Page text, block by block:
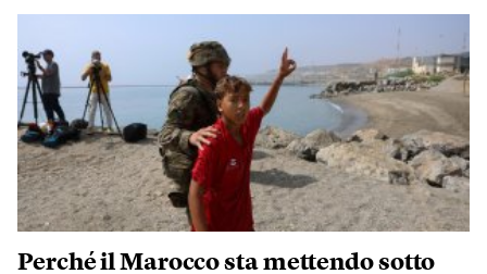
Perché il Marocco sta mettendo sotto